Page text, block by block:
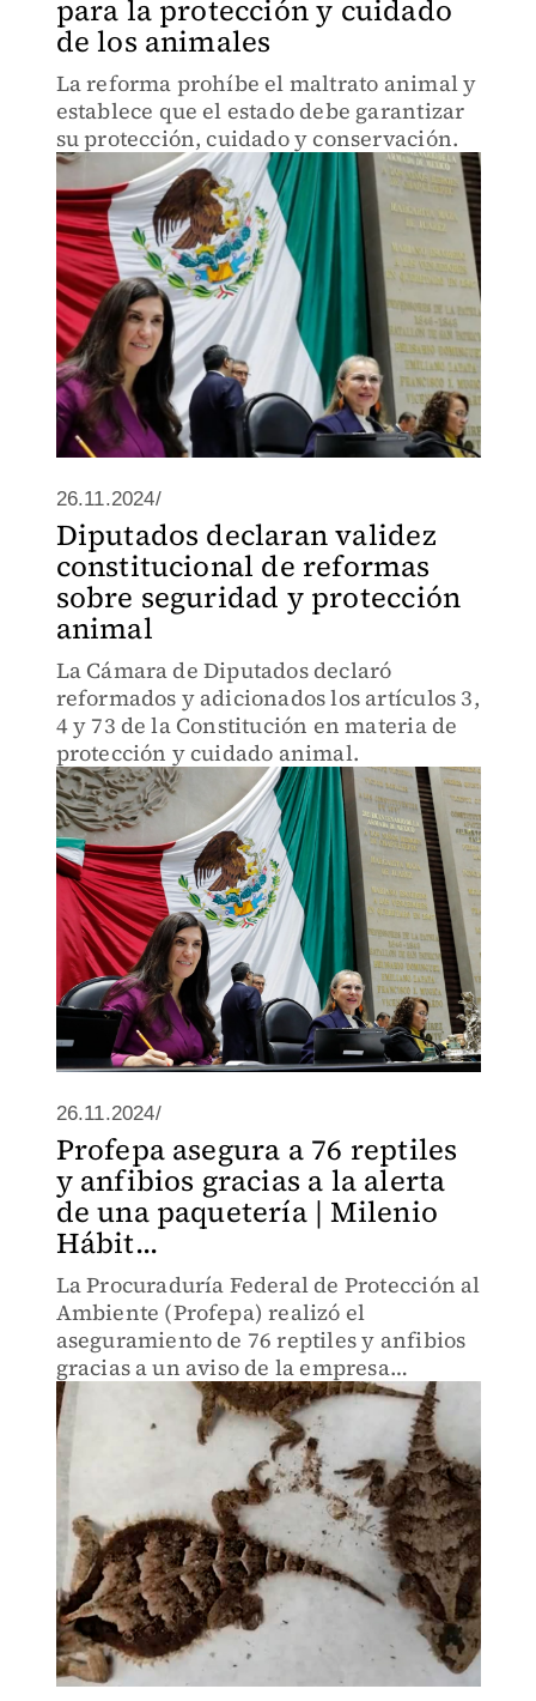
para la protección y cuidado
de los animales
La reforma prohíbe el maltrato animal y
establece que el estado debe garantizar
su protección, cuidado y conservación.
26.11.2024/
Diputados declaran validez
constitucional de reformas
sobre seguridad y protección
animal
La Cámara de Diputados declaró
reformados y adicionados los artículos 3,
4 y 73 de la Constitución en materia de
protección y cuidado animal.
26.11.2024/
Profepa asegura a 76 reptiles
y anfibios gracias a la alerta
de una paquetería | Milenio
Hábit...
La Procuraduría Federal de Protección al
Ambiente (Profepa) realizó el
aseguramiento de 76 reptiles y anfibios
gracias a un aviso de la empresa
Estafeta, que constituye el
aseguramiento más grande hecho a una
empresa de paquetería.